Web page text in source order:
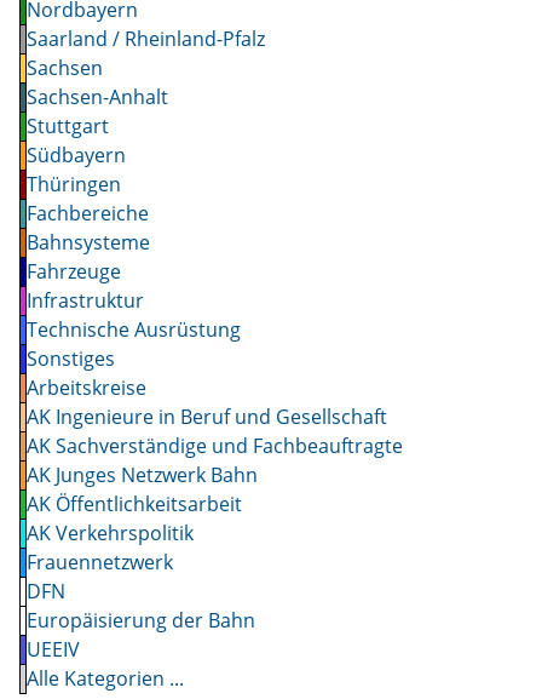
Nordbayern
Saarland / Rheinland-Pfalz
Sachsen
Sachsen-Anhalt
Stuttgart
Südbayern
Thüringen
Fachbereiche
Bahnsysteme
Fahrzeuge
Infrastruktur
Technische Ausrüstung
Sonstiges
Arbeitskreise
AK Ingenieure in Beruf und Gesellschaft
AK Sachverständige und Fachbeauftragte
AK Junges Netzwerk Bahn
AK Öffentlichkeitsarbeit
AK Verkehrspolitik
Frauennetzwerk
DFN
Europäisierung der Bahn
UEEIV
Alle Kategorien ...